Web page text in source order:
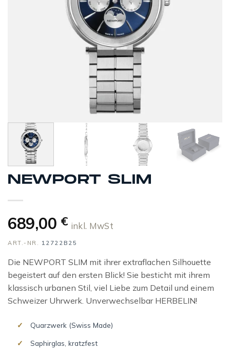
NEWPORT SLIM
689,00 € inkl. MwSt
ART.-NR. 12722B25
Die NEWPORT SLIM mit ihrer extraflachen Silhouette
begeistert auf den ersten Blick! Sie besticht mit ihrem
klassisch urbanen Stil, viel Liebe zum Detail und einem
Schweizer Uhrwerk. Unverwechselbar HERBELIN!
Quarzwerk (Swiss Made)
Saphirglas, kratzfest